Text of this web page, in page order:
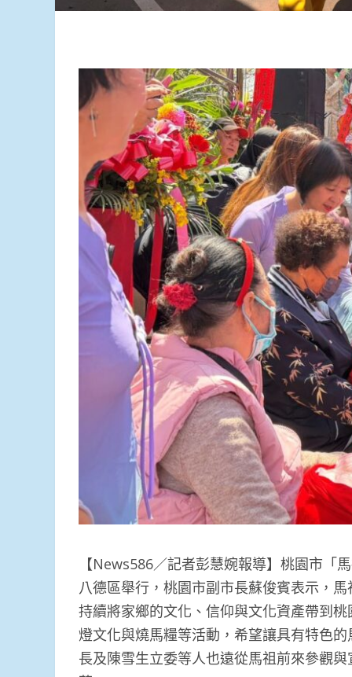
【News586／記者彭慧婉報導】桃園市「
八德區舉行，桃園市副市長蘇俊賓表示，
持續將家鄉的文化、信仰與文化資產帶到
燈文化與燒馬糧等活動，希望讓具有特色
長及陳雪生立委等人也遠從馬祖前來參觀